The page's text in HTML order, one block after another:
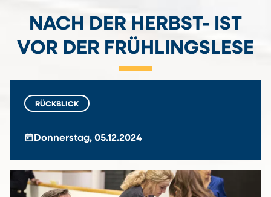
NACH DER HERBST- IST
VOR DER FRÜHLINGSLESE
RÜCKBLICK
today Donnerstag, 05.12.2024